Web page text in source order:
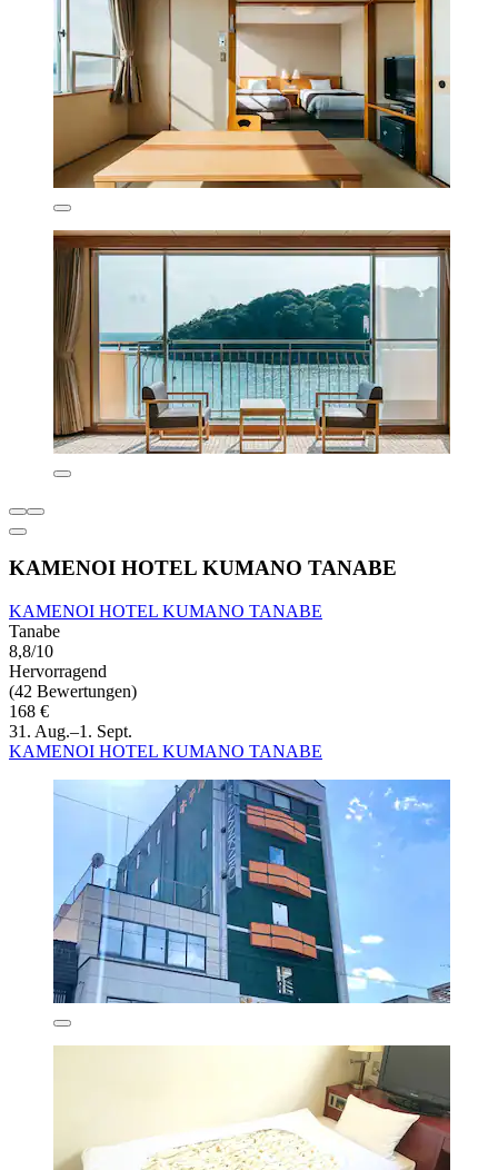
KAMENOI HOTEL KUMANO TANABE
KAMENOI HOTEL KUMANO TANABE
Tanabe
8,8/10
Hervorragend
(42 Bewertungen)
168 €
31. Aug.–1. Sept.
KAMENOI HOTEL KUMANO TANABE